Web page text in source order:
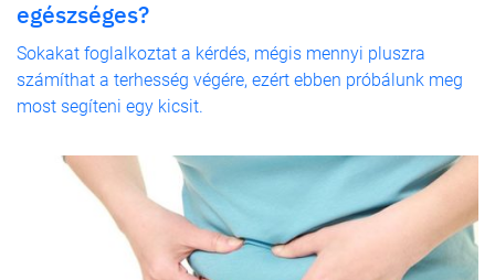
egészséges?
Sokakat foglalkoztat a kérdés, mégis mennyi pluszra
számíthat a terhesség végére, ezért ebben próbálunk meg
most segíteni egy kicsit.